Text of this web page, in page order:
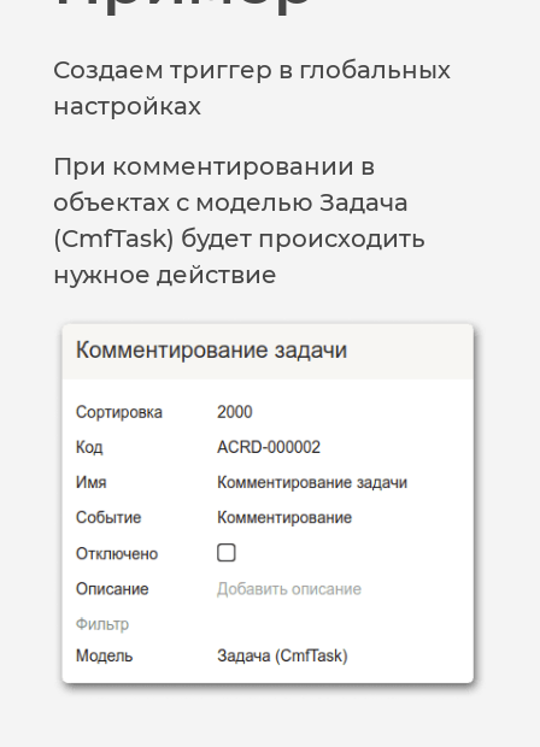
Создаем триггер в глобальных
настройках
При комментировании в
объектах с моделью Задача
(CmfTask) будет происходить
нужное действие